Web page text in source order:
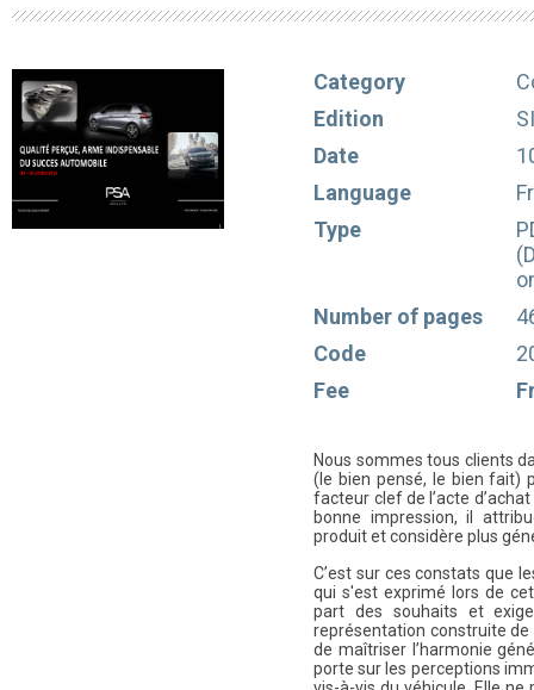
Category
Edition
Date
Language
Type
Number of pages
Code
Fee
Nous sommes tous clients
(le bien pensé, le bien fait)
facteur clef de l’acte
bonne impression, il
produit et considère plus
C’est sur ces constats que
qui s'est exprimé lors de
part des souhaits et
représentation construite
de maîtriser l’harmonie
porte sur les perceptions